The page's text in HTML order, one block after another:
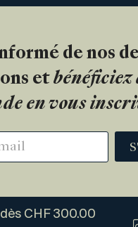
de nos
et
en vous
CHF 300.00